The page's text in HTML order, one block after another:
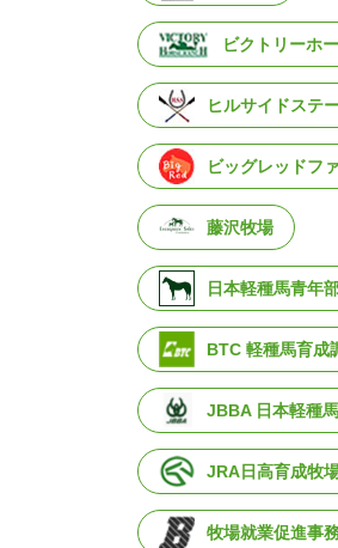
ビクトリーホ
ヒルサイドステ
ビッグレッドフ
藤沢牧場
日本軽種馬青年
BTC 軽種馬育成
JBBA 日本軽種
JRA日高育成牧
牧場就業促進事